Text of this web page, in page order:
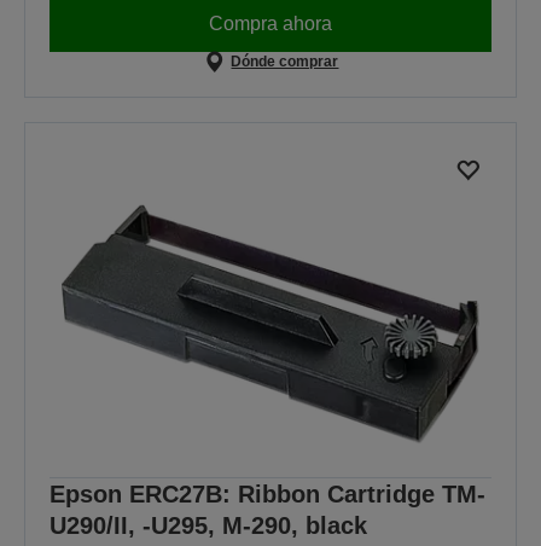
Compra ahora
Dónde comprar
Epson ERC27B: Ribbon Cartridge TM-
U290/II, -U295, M-290, black